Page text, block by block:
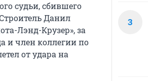
судьи, сбившего
Данил
Лэнд-Крузер», за
и член коллегии по
от удара на
3